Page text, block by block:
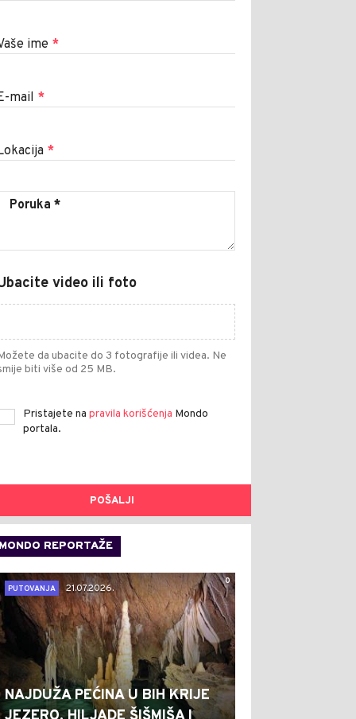
ime *
mail *
*
video ili foto
da ubacite do 3 fotografije ili videa. Ne
biti više od 25 MB.
Pristajete na pravila korišćenja Mondo
portala.
POŠALJI
MONDO REPORTAŽE
0
PUTOVANJA
21.07.2026.
NAJDUŽA PEĆINA U BIH KRIJE